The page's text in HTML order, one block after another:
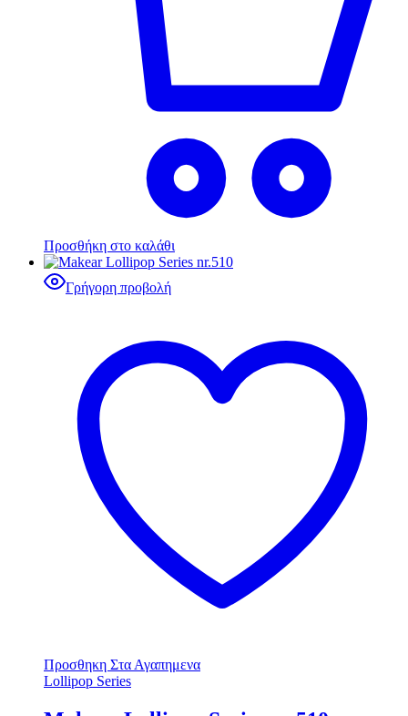
Προσθήκη στο καλάθι
Γρήγορη προβολή
Προσθηκη Στα Αγαπημενα
Lollipop Series